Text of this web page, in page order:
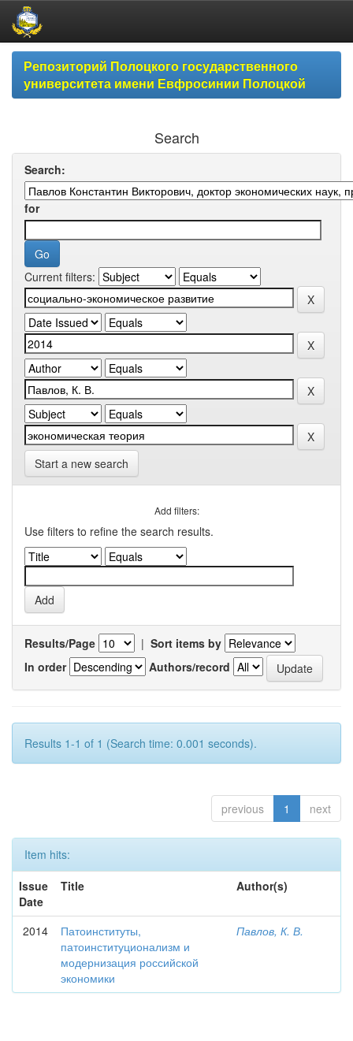
Skip
navigationРепозиторий Полоцкого государственного
университета имени Евфросинии Полоцкой
Search
Search:
for
Current filters:
Start a new search
Add filters:
Use filters to refine the search results.
Results/Page | Sort items by
In order
Authors/record
Results 1-1 of 1 (Search time: 0.001 seconds).
previous 1 next
Item hits:
Issue
Date
Title Author(s)
2014
Патоинституты,
патоинституционализм и
модернизация российской
экономики
Павлов, К. В.